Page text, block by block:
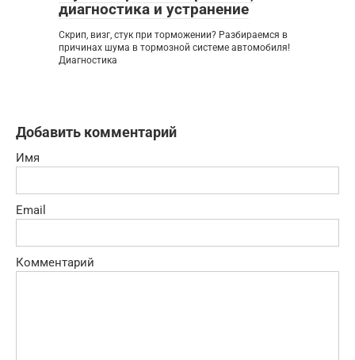
диагностика и устранение
Скрип, визг, стук при торможении? Разбираемся в
причинах шума в тормозной системе автомобиля!
Диагностика
Добавить комментарий
Имя
Email
Комментарий